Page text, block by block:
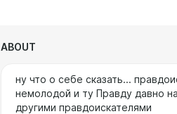
ABOUT
ну что о себе сказать...
немолодой и ту Правду давно
другими правдоискателями